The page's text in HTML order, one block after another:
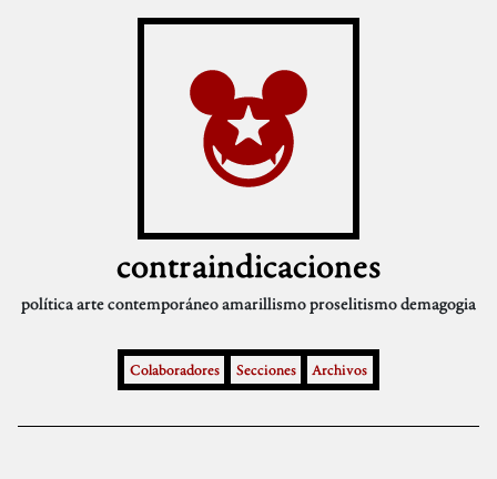
contraindicaciones
políticaarte contemporáneoamarillismoproselitismodemagogia
Colaboradores Secciones Archivos